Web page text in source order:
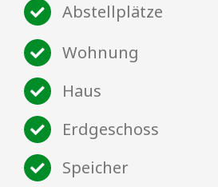
Abstellplätze
Wohnung
Haus
Erdgeschoss
Speicher